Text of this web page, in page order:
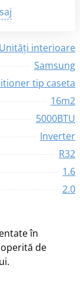
Unități interioare
Samsung
tip caseta
16m2
5000BTU
Inverter
R32
1.6
2.0
în
de